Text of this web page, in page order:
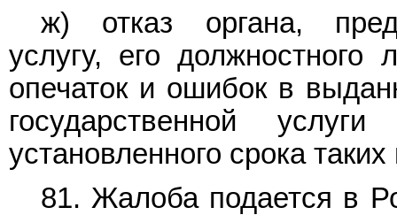
ж) отказ органа,
услугу, его
опечаток и ошибок в
государственной
установленного срока
81. Жалоба подается в